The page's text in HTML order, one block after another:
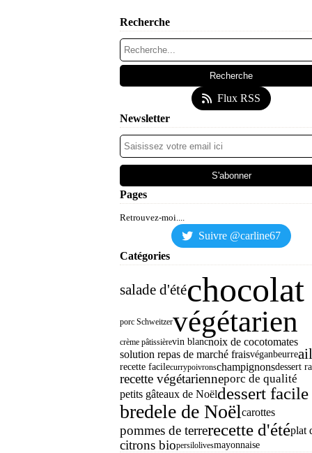
Recherche
Flux RSS
Newsletter
Pages
Retrouvez-moi....
Suivre @carline67
Catégories
salade d'étéchocolat
porc Schweitzervégétarien
crème pâtissièrevin blancnoix de cocotomates
solution repas de marché fraisvéganbeurreail
recette facilecurrypoivronschampignonsdessert
recette végétarienneporc de qualité
petits gâteaux de Noëldessert facile
bredele de Noëlcarottes
pommes de terrerecette d'étéplat
citrons biopersilolivesmayonnaise